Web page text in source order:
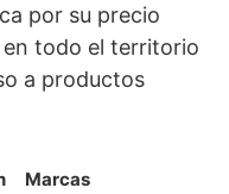
por su precio
todo el territorio
a productos
Marcas